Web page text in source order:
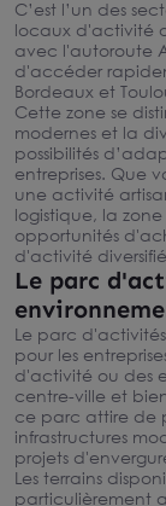
C’est l’un des
locaux d'activité
avec l'autoroute
d'accéder
Bordeaux et
Cette zone se
modernes et la
possibilités
entreprises. Que
une activité
logistique, la
opportunités
d'activité
Le parc
Le parc
pour les
d'activité ou des
centre-ville et
ce parc attire de
infrastructures
projets
Les terrains
particulièrement